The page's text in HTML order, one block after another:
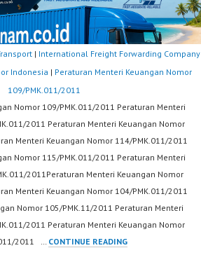
| International Freight Forwarding Company
Indonesia | Peraturan Menteri Keuangan Nomor
109/PMK.011/2011
Nomor 109/PMK.011/2011 Peraturan Menteri
2011 Peraturan Menteri Keuangan Nomor
Menteri Keuangan Nomor 114/PMK.011/2011
Nomor 115/PMK.011/2011 Peraturan Menteri
2011Peraturan Menteri Keuangan Nomor
Menteri Keuangan Nomor 104/PMK.011/2011
Nomor 105/PMK.11/2011 Peraturan Menteri
2011 Peraturan Menteri Keuangan Nomor
2011 …
CONTINUE READINGPERATURAN